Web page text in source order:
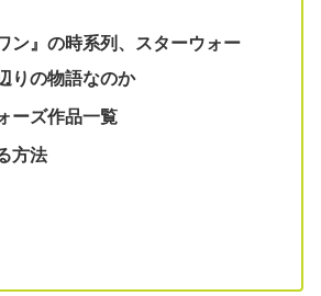
ン』の時系列 、スターウォー
りの物語なのか
ーズ作品一覧
方法